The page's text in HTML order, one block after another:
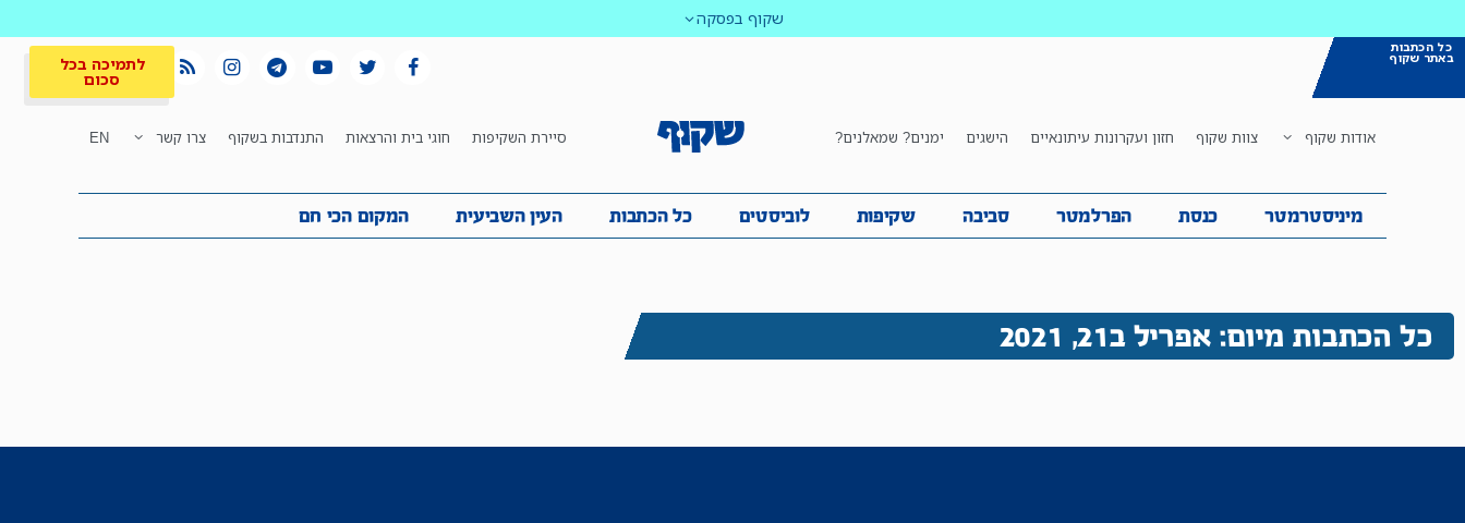
שקוף בפסקה
כל הכתבות
באתר שקוף לתמיכה בכל
סכום
אודות שקוף צוות שקוף חזון ועקרונות עיתונאיים הישגים ימנים? שמאלנים? סיירת השקיפות חוגי בית והרצאות התנדבות בשקוף צרו קשר EN
מיניסטרמטר כנסת הפרלמטר סביבה שקיפות לוביסטים כל הכתבות העין השביעית המקום הכי חם
מיניסטרמטר כנסת הפרלמטר סביבה שקיפות לוביסטים כל הכתבות העין השביעית המקום הכי חם לתמיכה בכל
כל הכתבות מיום: אפריל ב21, 2021